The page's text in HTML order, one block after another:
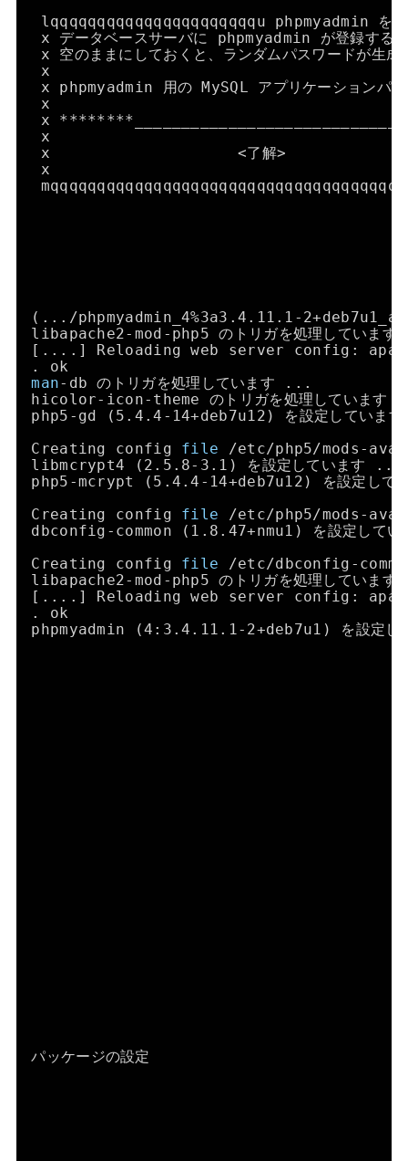
lqqqqqqqqqqqqqqqqqqqqqqu phpmyadmin を
x データベースサーバに phpmyadmin が登録する
x 空のままにしておくと、ランダムパスワードが生
x
x phpmyadmin 用の MySQL アプリケーション
x
x
x
x                    <了解>
x
(... /phpmyadmin_4%3a3.4.11.1-
libapache2-mod-php5 のトリガを処理していま
[....] Reloading web server config:
. ok
man-db のトリガを処理しています ...
hicolor-icon-theme のトリガを処理していま
php5-gd (5.4.4-14+deb7u12) を設定していま
Creating config file
/etc/php5/mods-
libmcrypt4 (2.5.8-3.1) を設定しています ...
php5-mcrypt (5.4.4-14+deb7u12) を設定して
Creating config file
/etc/php5/mods-
dbconfig-common (1.8.47+nmu1) を設定して
Creating config file
/etc/dbconfig-
libapache2-mod-php5 のトリガを処理していま
[....] Reloading web server config:
. ok
phpmyadmin (4:3.4.11.1-2+deb7u1) を設定
パッケージの設定